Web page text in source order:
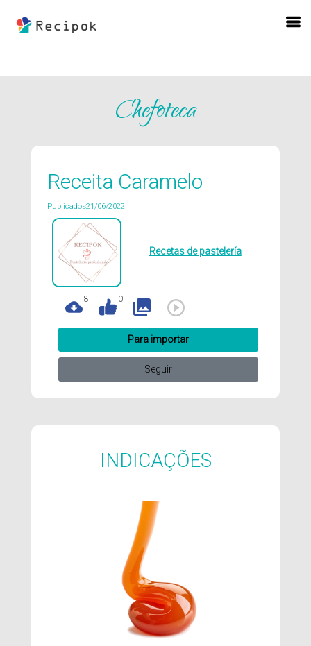
Chefoteca
Receita Caramelo
Publicados21/06/2022
Recetas de pastelería
8 0
Para importar
Seguir
INDICAÇÕES